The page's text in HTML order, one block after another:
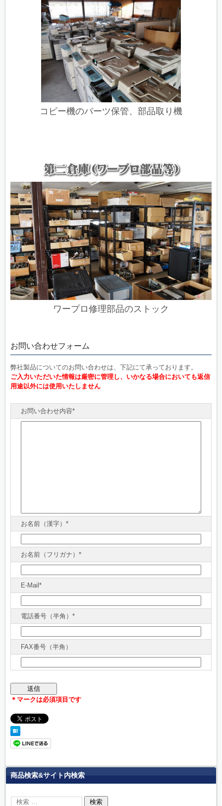
コピー機のパーツ保管、部品取り機
ワープロ修理部品のストック
お問い合わせフォーム
弊社製品についてのお問い合わせは、下記にて承っております。
ご入力いただいた情報は厳密に管理し、いかなる場合においても返信
用途以外には使用いたしません
お問い合わせ内容*
お名前（漢字）*
お名前（フリガナ）*
E-Mail*
電話番号（半角）*
FAX番号（半角）
＊マークは必須項目です
商品検索&サイト内検索